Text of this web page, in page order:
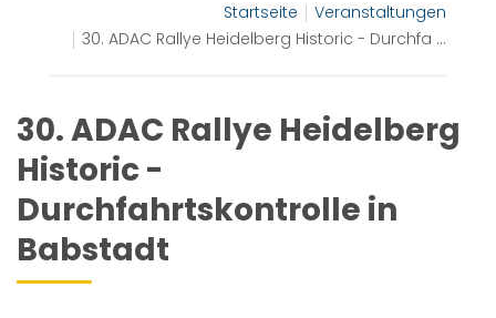
Startseite
Veranstaltungen
30. ADAC Rallye Heidelberg Historic - Durchfa ...
30. ADAC Rallye Heidelberg
Historic -
Durchfahrtskontrolle in
Babstadt